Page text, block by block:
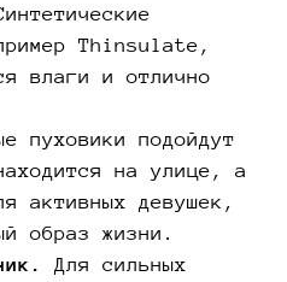
Thinsulate,
влаги и отлично
пуховики подойдут
на улице, а
активных девушек,
образ жизни.
Для сильных